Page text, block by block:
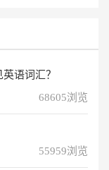
语词汇？
68605浏览
55959浏览